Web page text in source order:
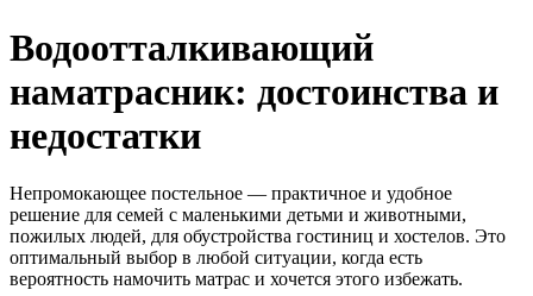
Водоотталкивающий
наматрасник: достоинства и
недостатки
Непромокающее постельное — практичное и удобное
решение для семей с маленькими детьми и животными,
пожилых людей, для обустройства гостиниц и хостелов. Это
оптимальный выбор в любой ситуации, когда есть
вероятность намочить матрас и хочется этого избежать.